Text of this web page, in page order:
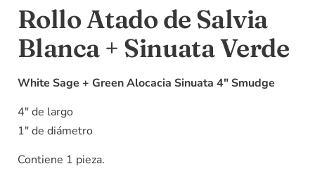
Rollo Atado de Salvia
Blanca + Sinuata Verde
White Sage + Green Alocacia Sinuata 4″ Smudge
4″ de largo
1″ de diámetro
Contiene 1 pieza.